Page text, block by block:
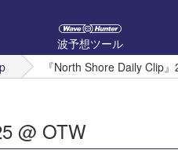
波予想ツール
『North Shore Daily Clip
@ OTW